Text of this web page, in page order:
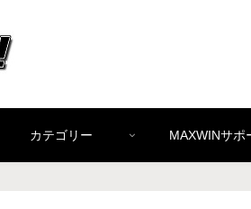
カテゴリー MAXWINサポ